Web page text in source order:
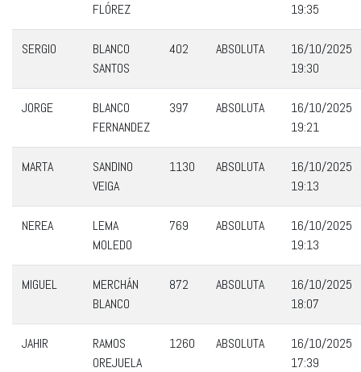
FLÓREZ
19:35
SERGIO
BLANCO
SANTOS
402 ABSOLUTA
16/10/2025
19:30
JORGE
BLANCO
FERNANDEZ
397 ABSOLUTA
16/10/2025
19:21
MARTA
SANDINO
VEIGA
1130 ABSOLUTA
16/10/2025
19:13
NEREA
LEMA
MOLEDO
769 ABSOLUTA
16/10/2025
19:13
MIGUEL
MERCHÁN
BLANCO
872 ABSOLUTA
16/10/2025
18:07
JAHIR
RAMOS
OREJUELA
1260 ABSOLUTA
16/10/2025
17:39